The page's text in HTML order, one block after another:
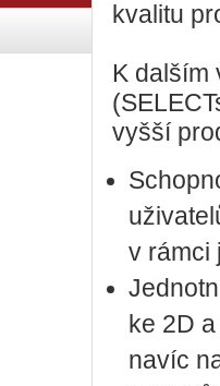
kvalitu
K dalším
vyšší
v rámci
ke 2D
navíc